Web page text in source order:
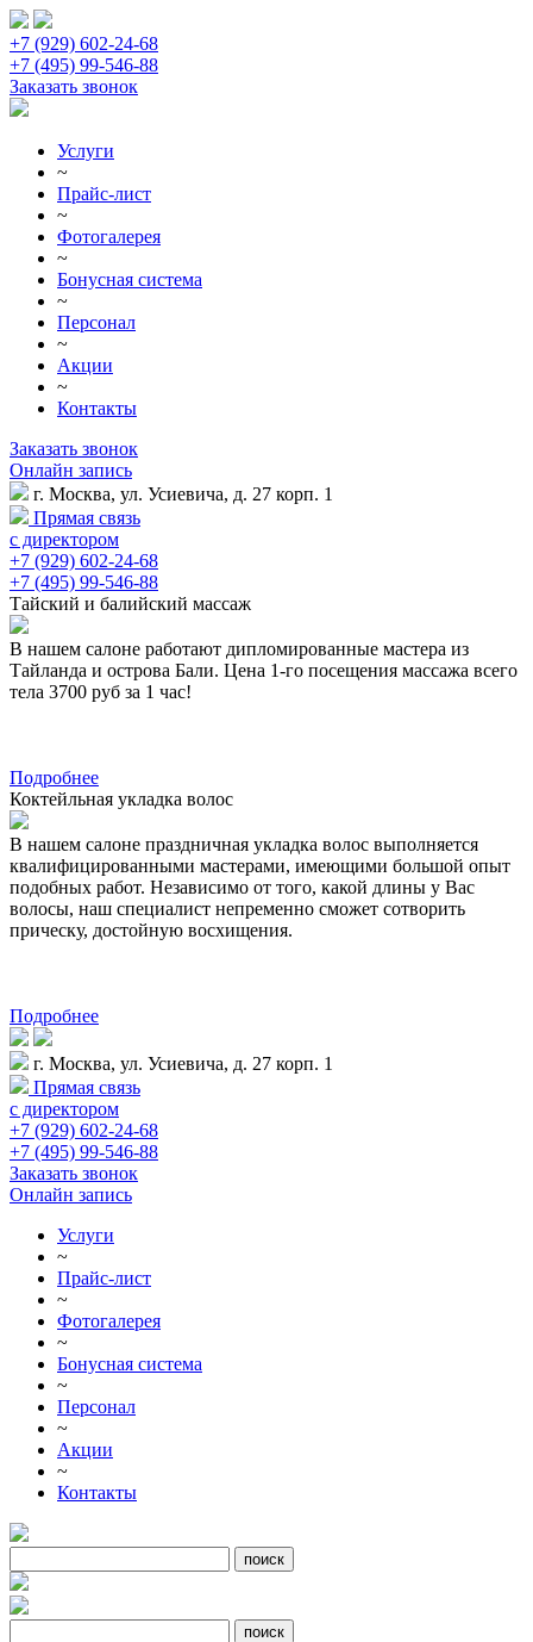
+7 (929) 602-24-68
+7 (495) 99-546-88
Заказать звонок
Услуги
~
Прайс-лист
~
Фотогалерея
~
Бонусная система
~
Персонал
~
Акции
~
Контакты
Заказать звонок
Онлайн запись
г. Москва, ул. Усиевича, д. 27 корп. 1
Прямая связь
с директором
+7 (929) 602-24-68
+7 (495) 99-546-88
Тайский и балийский массаж
В нашем салоне работают дипломированные мастера из
Тайланда и острова Бали. Цена 1-го посещения массажа всего
тела 3700 руб за 1 час!
Подробнее
Коктейльная укладка волос
В нашем салоне праздничная укладка волос выполняется
квалифицированными мастерами, имеющими большой опыт
подобных работ. Независимо от того, какой длины у Вас
волосы, наш специалист непременно сможет сотворить
прическу, достойную восхищения.
Подробнее
г. Москва, ул. Усиевича, д. 27 корп. 1
Прямая связь
с директором
+7 (929) 602-24-68
+7 (495) 99-546-88
Заказать звонок
Онлайн запись
Услуги
~
Прайс-лист
~
Фотогалерея
~
Бонусная система
~
Персонал
~
Акции
~
Контакты